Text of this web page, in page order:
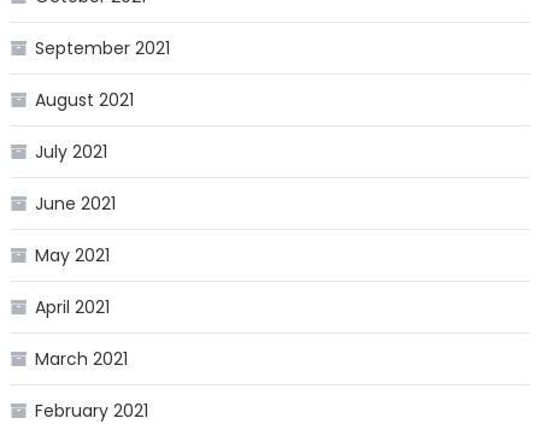
September 2021
August 2021
July 2021
June 2021
May 2021
April 2021
March 2021
February 2021